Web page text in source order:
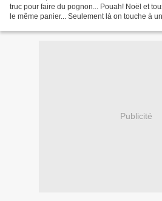
truc pour faire du pognon... Pouah! Noël et
le même panier... Seulement là on touche à
Publicité